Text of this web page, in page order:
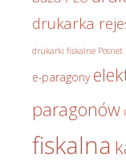
drukarka
drukarki fiskalne Posnet
e-paragony
paragonów
fiskalna